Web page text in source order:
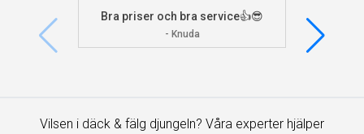
Bra priser och bra service👍😎
- Knuda
Vilsen i däck & fälg djungeln? Våra experter hjälper